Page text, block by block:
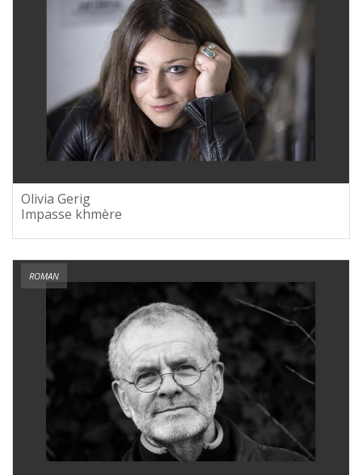
Olivia Gerig
Impasse khmère
ROMAN